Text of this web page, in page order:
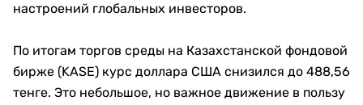
настроений глобальных инвесторов.
По итогам торгов среды на Казахстанской фондовой
бирже (KASE) курс доллара США снизился до 488,56
тенге. Это небольшое, но важное движение в пользу